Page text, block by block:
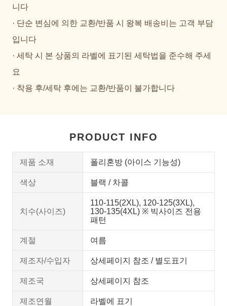
니다
· 단순 변심에 의한 교환/반품 시 왕복 배송비는 고객 부담
입니다
· 세탁 시 본 상품의 라벨에 표기된 세탁법을 준수해 주세
요
· 착용 후/세탁 후에는 교환/반품이 불가합니다
PRODUCT INFO
제품 소재 폴리혼방 (아이스 기능성)
색상 블랙 / 차콜
치수(사이즈)
110-115(2XL), 120-125(3XL),
130-135(4XL) ※ 빅사이즈 전용
패턴
계절 여름
제조자/수입자 상세페이지 참조 / 별도표기
제조국 상세페이지 참조
제조연월 라벨에 표기